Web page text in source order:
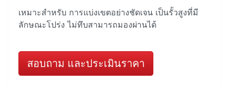
เหมาะสำหรับ การแบ่งเขตอย่างชัดเจน เป็นรั้วสูงที่มี
ลักษณะโปร่ง ไม่ทึบสามารถมองผ่านได้
สอบถาม และประเมินราคา